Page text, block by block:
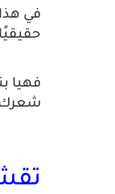
في
فهيا
شعرك.